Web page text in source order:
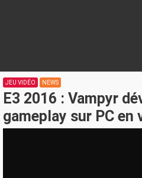
JEU VIDÉO NEWS
E3 2016 : Vampyr
gameplay sur PC en